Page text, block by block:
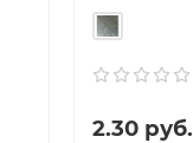
2.30 руб.